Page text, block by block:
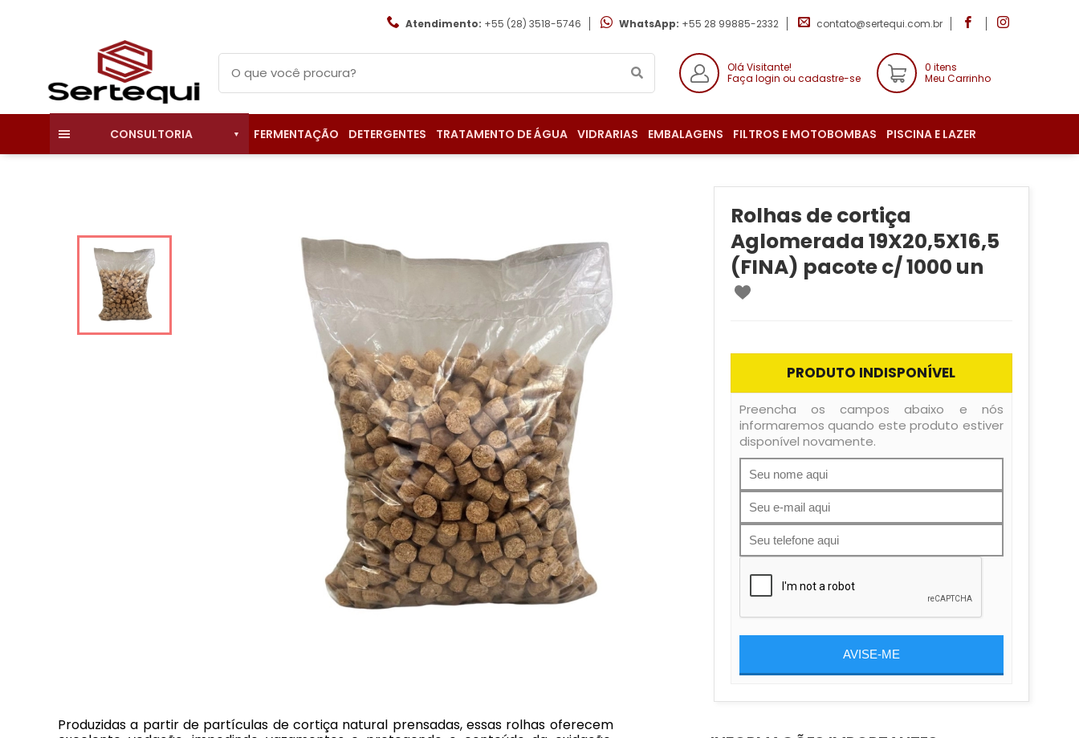
Atendimento: +55 (28) 3518-5746 WhatsApp: +55 28 99885-2332 contato@sertequi.com.br
Olá Visitante!
Faça login ou cadastre-se
0 itens
Meu Carrinho
CONSULTORIA FERMENTAÇÃO DETERGENTES TRATAMENTO DE ÁGUA VIDRARIAS EMBALAGENS FILTROS E MOTOBOMBAS PISCINA E LAZER
Rolhas de cortiça
Aglomerada 19X20,5X16,5
(FINA) pacote c/ 1000 un
PRODUTO INDISPONÍVEL
Preencha os campos abaixo e nós
informaremos quando este produto estiver
disponível novamente.
AVISE-ME
Produzidas a partir de partículas de cortiça natural prensadas, essas rolhas oferecem